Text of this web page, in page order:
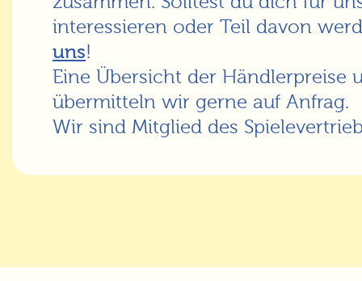
interessieren oder Teil davon
uns!
Eine Übersicht der Händlerpreise
übermitteln wir gerne auf Anfrag.
Wir sind Mitglied des